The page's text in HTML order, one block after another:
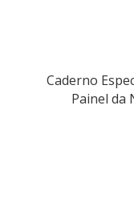
Caderno
Painel da